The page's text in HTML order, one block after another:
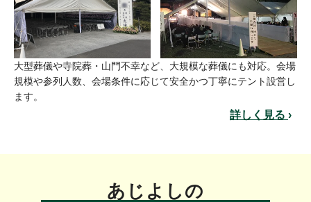
大型葬儀や寺院葬・山門不幸など、大規模な葬儀にも対応。会場
規模や参列人数、会場条件に応じて安全かつ丁寧にテント設営し
ます。
詳しく見る ›
あじよしの